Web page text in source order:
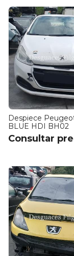
Despiece
BLUE HDI BH02
Consultar